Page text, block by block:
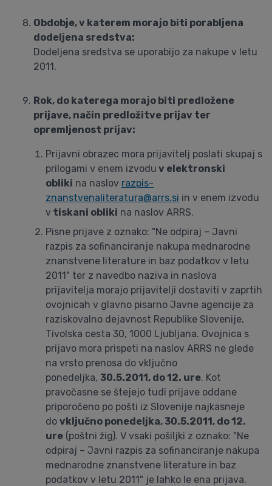
Obdobje, v katerem morajo biti porabljena
dodeljena sredstva:
Dodeljena sredstva se uporabijo za nakupe v letu
2011.
Rok, do katerega morajo biti predložene
prijave, način predložitve prijav ter
opremljenost prijav:
Prijavni obrazec mora prijavitelj poslati skupaj s
prilogami v enem izvodu v elektronski
obliki na naslov razpis-
znanstvenaliteratura@arrs.si in v enem izvodu
v tiskani obliki na naslov ARRS.
Pisne prijave z oznako: "Ne odpiraj – Javni
razpis za sofinanciranje nakupa mednarodne
znanstvene literature in baz podatkov v letu
2011" ter z navedbo naziva in naslova
prijavitelja morajo prijavitelji dostaviti v zaprtih
ovojnicah v glavno pisarno Javne agencije za
raziskovalno dejavnost Republike Slovenije,
Tivolska cesta 30, 1000 Ljubljana. Ovojnica s
prijavo mora prispeti na naslov ARRS ne glede
na vrsto prenosa do vključno
ponedeljka, 30.5.2011, do 12. ure. Kot
pravočasne se štejejo tudi prijave oddane
priporočeno po pošti iz Slovenije najkasneje
do vključno ponedeljka, 30.5.2011, do 12.
ure (poštni žig). V vsaki pošiljki z oznako: "Ne
odpiraj – Javni razpis za sofinanciranje nakupa
mednarodne znanstvene literature in baz
podatkov v letu 2011" je lahko le ena prijava.